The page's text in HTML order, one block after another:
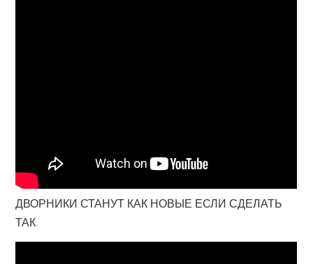
ДВОРНИКИ СТАНУТ КАК НОВЫЕ ЕСЛИ СДЕЛАТЬ
ТАК